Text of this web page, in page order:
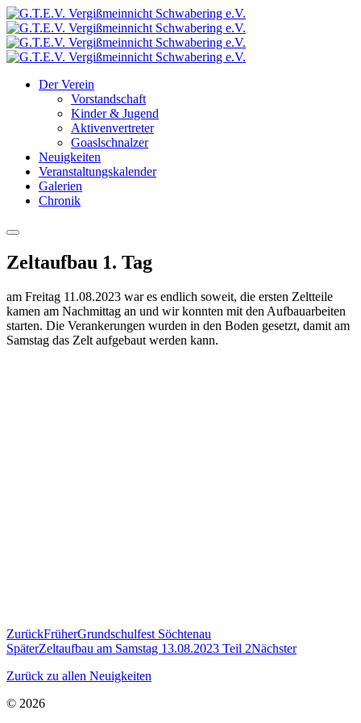
Der Verein
Vorstandschaft
Kinder & Jugend
Aktivenvertreter
Goaslschnalzer
Neuigkeiten
Veranstaltungskalender
Galerien
Chronik
Zeltaufbau 1. Tag
am Freitag 11.08.2023 war es endlich soweit, die ersten Zeltteile
kamen am Nachmittag an und wir konnten mit den Aufbauarbeiten
starten. Die Verankerungen wurden in den Boden gesetzt, damit am
Samstag das Zelt aufgebaut werden kann.
ZurückFrüherGrundschulfest Söchtenau
SpäterZeltaufbau am Samstag 13.08.2023 Teil 2Nächster
Zurück zu allen Neuigkeiten
© 2026